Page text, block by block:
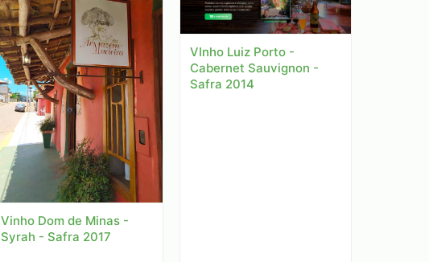
Vinho Dom de Minas -
Syrah - Safra 2017
VInho Luiz Porto -
Cabernet Sauvignon -
Safra 2014